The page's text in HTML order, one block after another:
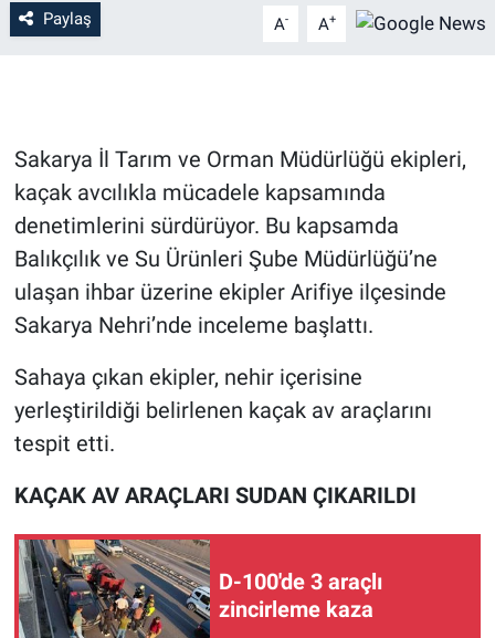
Paylaş A- A+
Sakarya İl Tarım ve Orman Müdürlüğü ekipleri,
kaçak avcılıkla mücadele kapsamında
denetimlerini sürdürüyor. Bu kapsamda
Balıkçılık ve Su Ürünleri Şube Müdürlüğü’ne
ulaşan ihbar üzerine ekipler Arifiye ilçesinde
Sakarya Nehri’nde inceleme başlattı.
Sahaya çıkan ekipler, nehir içerisine
yerleştirildiği belirlenen kaçak av araçlarını
tespit etti.
KAÇAK AV ARAÇLARI SUDAN ÇIKARILDI
D-100'de 3 araçlı
zincirleme kaza